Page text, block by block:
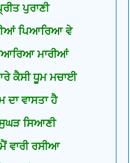
ਪੁਰਾਣੀ
ਪਿਆਰਿਆ ਵੇ
ਮਾਰੀਆਂ
ਕੈਸੀ ਧੂਮ ਮਚਾਈ
ਦਾ ਵਾਸਤਾ ਹੈ
ਸਿਆਣੀ
ਵਾਰੀ ਰਸੀਆ